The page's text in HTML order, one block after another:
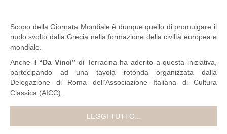
Scopo della Giornata Mondiale è dunque quello di promulgare il
ruolo svolto dalla Grecia nella formazione della civiltà europea e
mondiale.
Anche il “Da Vinci” di Terracina ha aderito a questa iniziativa,
partecipando ad una tavola rotonda organizzata dalla
Delegazione di Roma dell’Associazione Italiana di Cultura
Classica (AICC).
LEGGI TUTTO...